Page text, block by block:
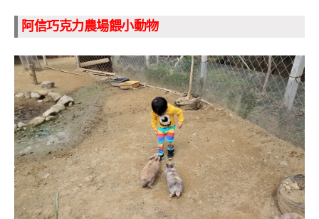
阿信巧克力農場餵小動物